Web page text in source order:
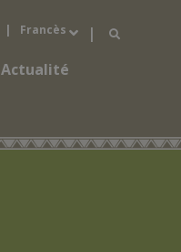
|
| Francès
Català
Español
Actualité